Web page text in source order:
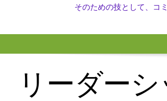
そのための技として、コ
リーダー